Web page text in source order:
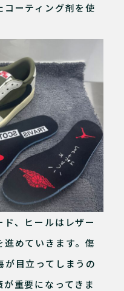
コーティング剤を使
、ヒールはレザー
めていきます。傷
が目立ってしまうの
重要になってきま